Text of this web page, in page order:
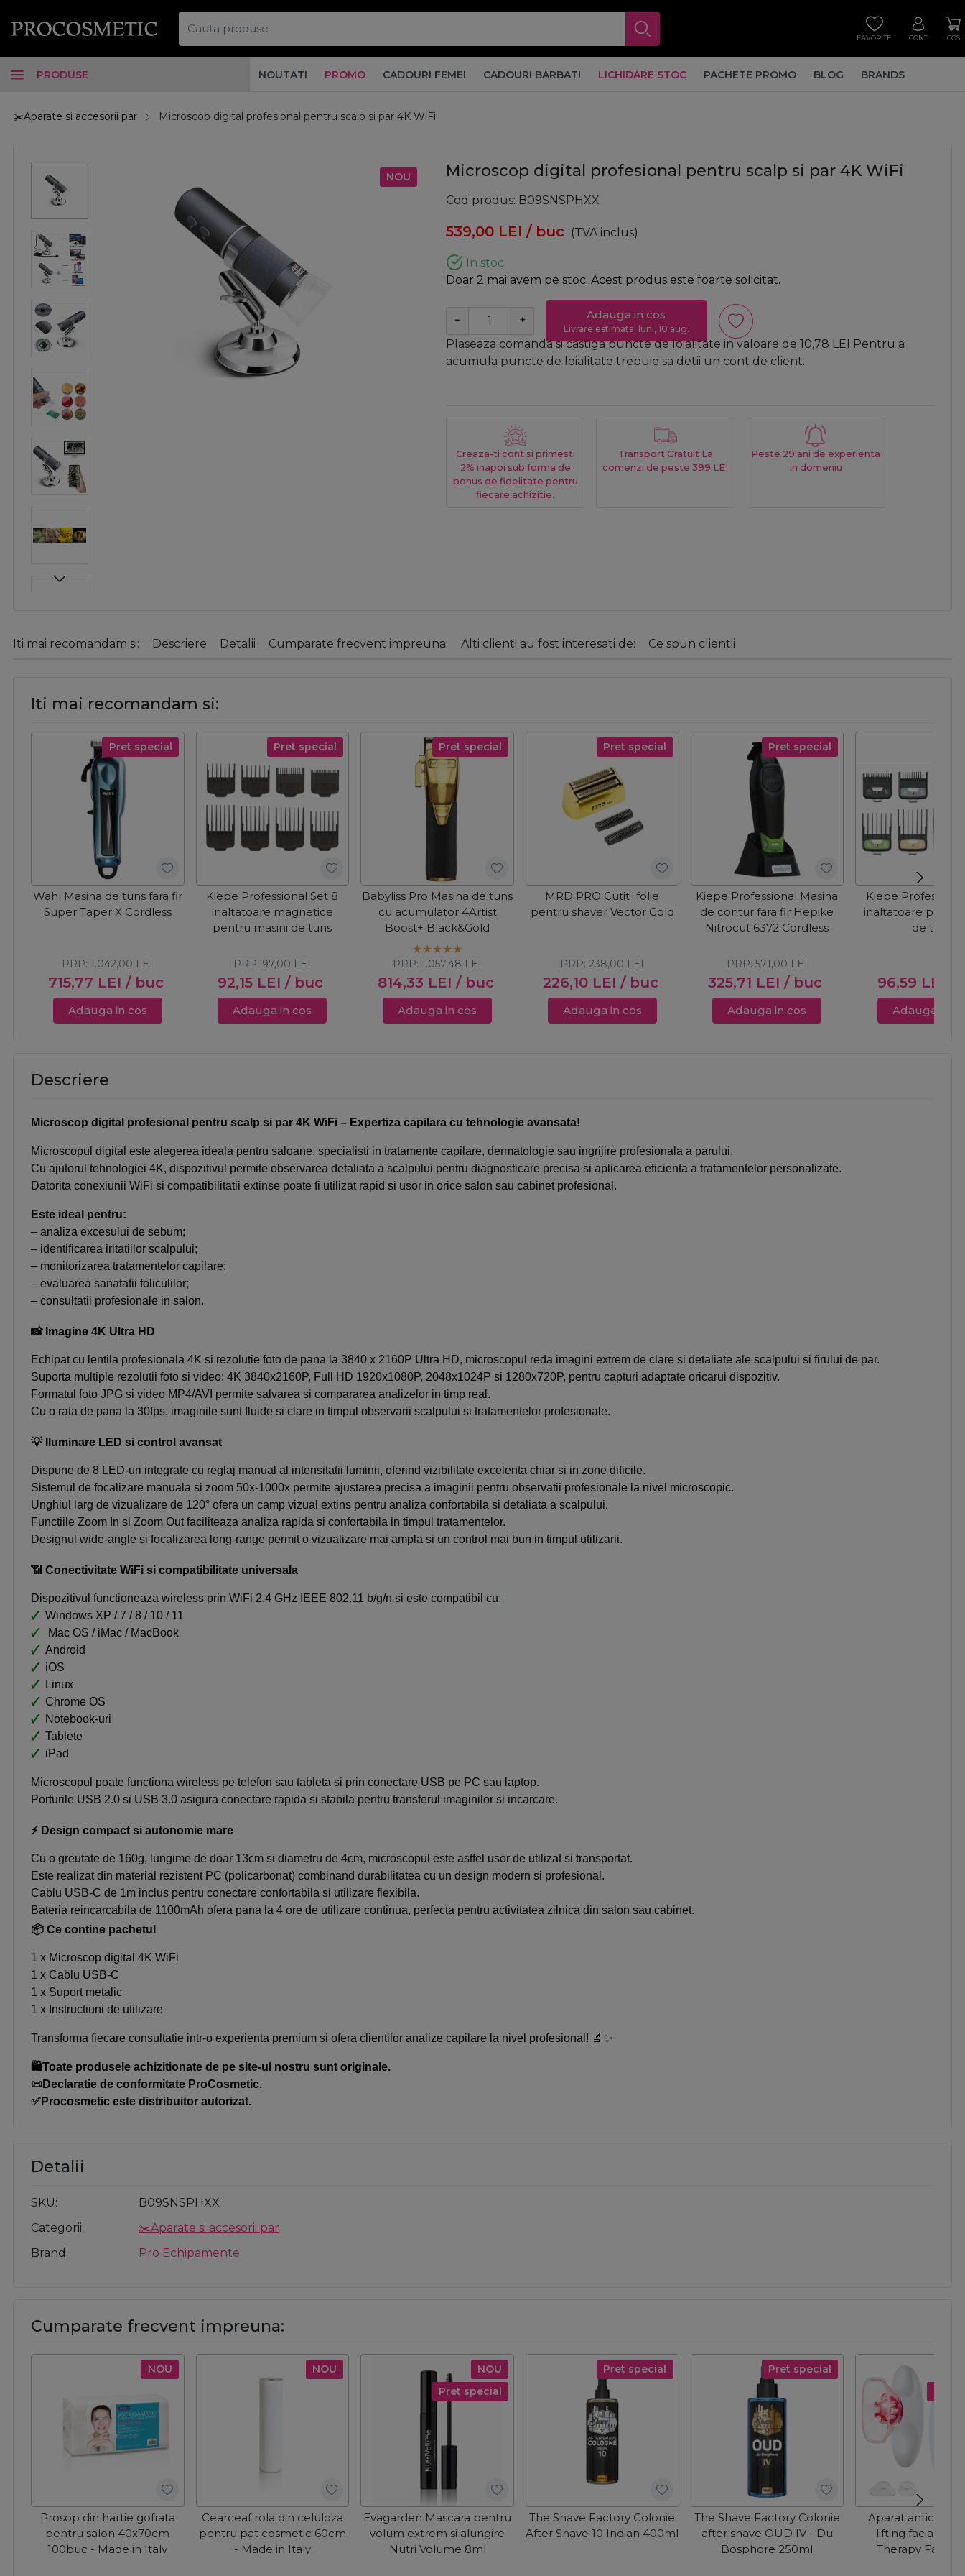
FAVORITE CONT COS
PRODUSE NOUTATI PROMO CADOURI FEMEI CADOURI BARBATI LICHIDARE STOC PACHETE PROMO BLOG BRANDS
✂️Aparate si accesorii par Microscop digital profesional pentru scalp si par 4K WiFi
NOU Microscop digital profesional pentru scalp si par 4K WiFi
Cod produs B09SNSPHXX
539,00 LEI / buc (TVA inclus)
In stoc
Doar 2 mai avem pe stoc. Acest produs este foarte solicitat.
− + Adauga in cos
Livrare estimata: luni, 10 aug.
Plaseaza comanda si castiga puncte de loialitate in valoare de 10,78 LEI Pentru a
acumula puncte de loialitate trebuie sa detii un cont de client.
Creaza-ti cont si primesti
2% inapoi sub forma de
bonus de fidelitate pentru
fiecare achizitie.
Transport Gratuit La
comenzi de peste 399 LEI
Peste 29 ani de experienta
in domeniu
Iti mai recomandam si: Descriere Detalii Cumparate frecvent impreuna: Alti clienti au fost interesati de: Ce spun clientii
Iti mai recomandam si:
Pret special
Wahl Masina de tuns fara fir
Super Taper X Cordless
715,77 LEI / buc
PRP:1.042,00 LEI
Adauga in cos
Pret special
Kiepe Professional Set 8
inaltatoare magnetice
pentru masini de tuns
92,15 LEI / buc
PRP: 97,00 LEI
Adauga in cos
Pret special
Babyliss Pro Masina de tuns
cu acumulator 4Artist
Boost+ Black&Gold
814,33 LEI / buc
PRP:1.057,48 LEI
Adauga in cos
Pret special
MRD PRO Cutit+folie
pentru shaver Vector Gold
226,10 LEI / buc
PRP:238,00 LEI
Adauga in cos
Pret special
Kiepe Professional Masina
de contur fara fir Hepike
Nitrocut 6372 Cordless
325,71 LEI / buc
PRP: 571,00 LEI
Adauga in cos
Kiepe
inaltatoare pentru
de tuns
96,59 LEI
Adauga in
Descriere
Microscop digital profesional pentru scalp si par 4K WiFi – Expertiza capilara cu tehnologie avansata!
Microscopul digital este alegerea ideala pentru saloane, specialisti in tratamente capilare, dermatologie sau ingrijire profesionala a parului.
Cu ajutorul tehnologiei 4K, dispozitivul permite observarea detaliata a scalpului pentru diagnosticare precisa si aplicarea eficienta a tratamentelor personalizate.
Datorita conexiunii WiFi si compatibilitatii extinse poate fi utilizat rapid si usor in orice salon sau cabinet profesional.
Este ideal pentru:
– analiza excesului de sebum;
– identificarea iritatiilor scalpului;
– monitorizarea tratamentelor capilare;
– evaluarea sanatatii foliculilor;
– consultatii profesionale in salon.
📸 Imagine 4K Ultra HD
Echipat cu lentila profesionala 4K si rezolutie foto de pana la 3840 x 2160P Ultra HD, microscopul reda imagini extrem de clare si detaliate ale scalpului si firului de par.
Suporta multiple rezolutii foto si video: 4K 3840x2160P, Full HD 1920x1080P, 2048x1024P si 1280x720P, pentru capturi adaptate oricarui dispozitiv.
Formatul foto JPG si video MP4/AVI permite salvarea si compararea analizelor in timp real.
Cu o rata de pana la 30fps, imaginile sunt fluide si clare in timpul observarii scalpului si tratamentelor profesionale.
💡 Iluminare LED si control avansat
Dispune de 8 LED-uri integrate cu reglaj manual al intensitatii luminii, oferind vizibilitate excelenta chiar si in zone dificile.
Sistemul de focalizare manuala si zoom 50x-1000x permite ajustarea precisa a imaginii pentru observatii profesionale la nivel microscopic.
Unghiul larg de vizualizare de 120° ofera un camp vizual extins pentru analiza confortabila si detaliata a scalpului.
Functiile Zoom In si Zoom Out faciliteaza analiza rapida si confortabila in timpul tratamentelor.
Designul wide-angle si focalizarea long-range permit o vizualizare mai ampla si un control mai bun in timpul utilizarii.
📶 Conectivitate WiFi si compatibilitate universala
Dispozitivul functioneaza wireless prin WiFi 2.4 GHz IEEE 802.11 b/g/n si este compatibil cu:
🗸 Windows XP / 7 / 8 / 10 / 11
🗸
Mac OS / iMac / MacBook
🗸 Android
🗸 iOS
🗸
Linux
🗸 Chrome OS
🗸 Notebook-uri
🗸 Tablete
🗸 iPad
Microscopul poate functiona wireless pe telefon sau tableta si prin conectare USB pe PC sau laptop.
Porturile USB 2.0 si USB 3.0 asigura conectare rapida si stabila pentru transferul imaginilor si incarcare.
⚡ Design compact si autonomie mare
Cu o greutate de 160g, lungime de doar 13cm si diametru de 4cm, microscopul este astfel usor de utilizat si transportat.
Este realizat din material rezistent PC (policarbonat) combinand durabilitatea cu un design modern si profesional.
Cablu USB-C de 1m inclus pentru conectare confortabila si utilizare flexibila.
Bateria reincarcabila de 1100mAh ofera pana la 4 ore de utilizare continua, perfecta pentru activitatea zilnica din salon sau cabinet.
📦 Ce contine pachetul
1 x Microscop digital 4K WiFi
1 x Cablu USB-C
1 x Suport metalic
1 x Instructiuni de utilizare
Transforma fiecare consultatie intr-o experienta premium si ofera clientilor analize capilare la nivel profesional! 🔬✨
🛍️Toate produsele achizitionate de pe site-ul nostru sunt originale.
📜Declaratie de conformitate ProCosmetic.
✅Procosmetic este distribuitor autorizat.
Detalii
SKU
B09SNSPHXX
Categorii
✂️Aparate si accesorii par
Brand
Pro Echipamente
Cumparate frecvent impreuna:
NOU
Prosop din hartie gofrata
pentru salon 40x70cm
100buc - Made in Italy
NOU
Cearceaf rola din celuloza
pentru pat cosmetic 60cm
- Made in Italy
NOU
Pret special
Evagarden Mascara pentru
volum extrem si alungire
Nutri Volume 8ml
Pret special
The Shave Factory Colonie
After Shave 10 Indian 400ml
Pret special
The Shave Factory Colonie
after shave OUD IV - Du
Bosphore 250ml
Aparat
lifting facial
Therapy